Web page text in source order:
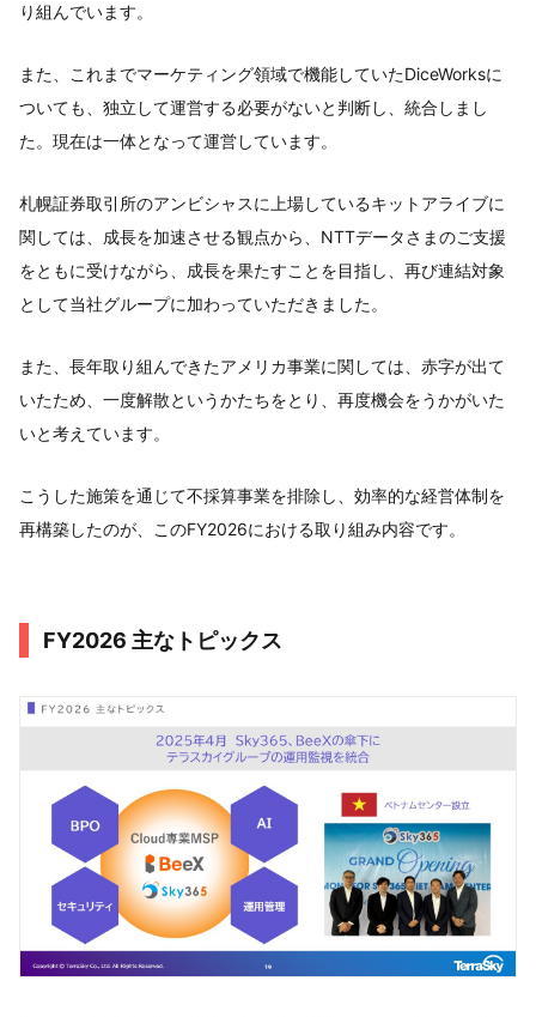
り組んでいます。
また、これまでマーケティング領域で機能していたDiceWorksに
ついても、独立して運営する必要がないと判断し、統合しまし
た。現在は一体となって運営しています。
札幌証券取引所のアンビシャスに上場しているキットアライブに
関しては、成長を加速させる観点から、NTTデータさまのご支援
をともに受けながら、成長を果たすことを目指し、再び連結対象
として当社グループに加わっていただきました。
また、長年取り組んできたアメリカ事業に関しては、赤字が出て
いたため、一度解散というかたちをとり、再度機会をうかがいた
いと考えています。
こうした施策を通じて不採算事業を排除し、効率的な経営体制を
再構築したのが、このFY2026における取り組み内容です。
FY2026 主なトピックス